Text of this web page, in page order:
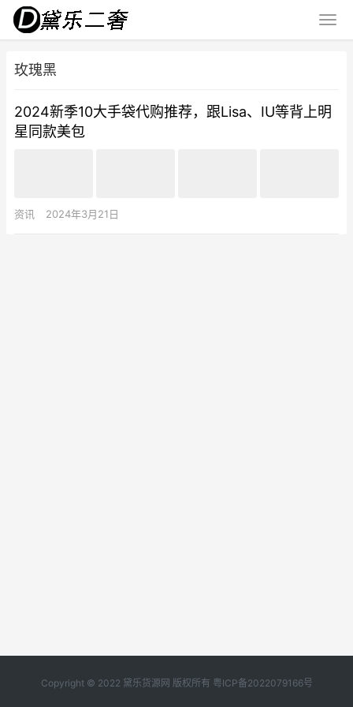
玫瑰黑
2024新季10大手袋代购推荐，跟Lisa、IU等背上明
星同款美包
资讯 2024年3月21日
Copyright © 2022 黛乐货源网 版权所有 粤ICP备2022079166号